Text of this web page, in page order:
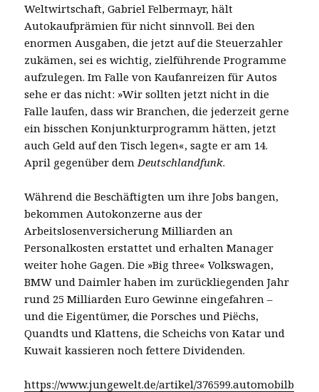
Weltwirtschaft, Gabriel Felbermayr, hält
Autokaufprämien für nicht sinnvoll. Bei den
enormen Ausgaben, die jetzt auf die Steuerzahler
zukämen, sei es wichtig, zielführende Programme
aufzulegen. Im Falle von Kaufanreizen für Autos
sehe er das nicht: »Wir sollten jetzt nicht in die
Falle laufen, dass wir Branchen, die jederzeit gerne
ein bisschen Konjunkturprogramm hätten, jetzt
auch Geld auf den Tisch legen«, sagte er am 14.
April gegenüber dem Deutschlandfunk.
Während die Beschäftigten um ihre Jobs bangen,
bekommen Autokonzerne aus der
Arbeitslosenversicherung Milliarden an
Personalkosten erstattet und erhalten Manager
weiter hohe Gagen. Die »Big three« Volkswagen,
BMW und Daimler haben im zurückliegenden Jahr
rund 25 Milliarden Euro Gewinne eingefahren –
und die Eigentümer, die Porsches und Piëchs,
Quandts und Klattens, die Scheichs von Katar und
Kuwait kassieren noch fettere Dividenden.
https://www.jungewelt.de/artikel/376599.automobilb